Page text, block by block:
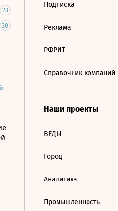
23
30
Подписка
Реклама
РФРИТ
Справочник компаний
Наши проекты
ВЕДЫ
Город
Аналитика
Промышленность